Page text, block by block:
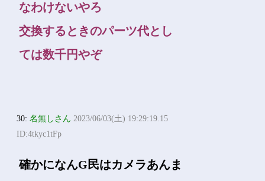
なわけないやろ
交換するときのパーツ代とし
ては数千円やぞ
30:名無しさん 2023/06/03(土) 19:29:19.15
ID:4tkyc1tFp
確かになんG民はカメラあんま